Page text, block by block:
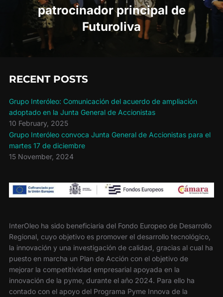
patrocinador principal de
Futuroliva
RECENT POSTS
Grupo Interóleo: Comunicación del acuerdo de ampliación
adoptado en la Junta General de Accionistas
10 February, 2025
Grupo Interóleo convoca Junta General de Accionistas para el
martes 17 de diciembre
15 November, 2024
InterOleo ha sido beneficiaria del Fondo Europeo de Desarrollo
Regional, cuyo objetivo es promover el desarrollo tecnológico,
la innovación y una investigación de calidad, gracias al cual ha
puesto en marcha un Plan de Acción con el objetivo de
mejorar la competitividad empresarial apoyada en la
innovación de la pyme, durante el año 2024. Para ello ha
contado con el apoyo del Programa Pyme Innova de la